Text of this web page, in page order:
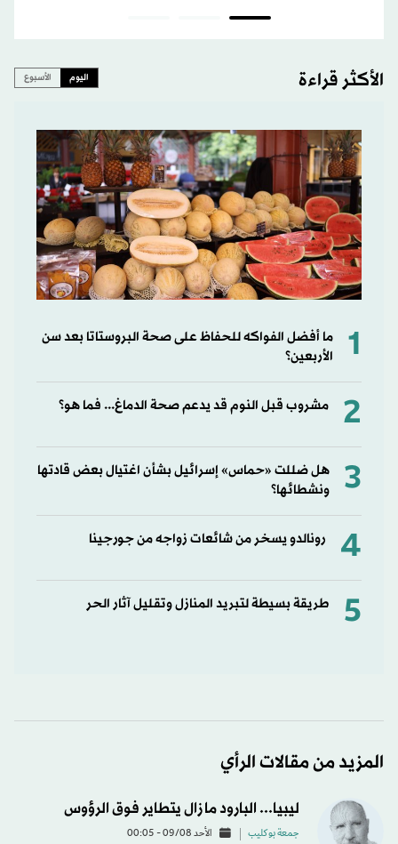
الأكثر قراءة اليوم الأسبوع
1
ما أفضل الفواكه للحفاظ على صحة البروستاتا بعد سن
الأربعين؟
2 مشروب قبل النوم قد يدعم صحة الدماغ... فما هو؟
3
هل ضللت «حماس» إسرائيل بشأن اغتيال بعض قادتها
ونشطائها؟
4 رونالدو يسخر من شائعات زواجه من جورجينا
5 طريقة بسيطة لتبريد المنازل وتقليل آثار الحر
المزيد من مقالات الرأي
ليبيا... البارود ما زال يتطاير فوق الرؤوس
جمعة بوكليب الأحد 09/08 - 00:05